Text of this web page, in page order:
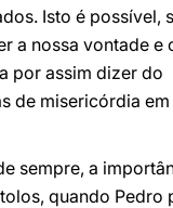
Isto é possível,
a nossa vontade e
por assim dizer do
de misericórdia
sempre, a
quando Pedro